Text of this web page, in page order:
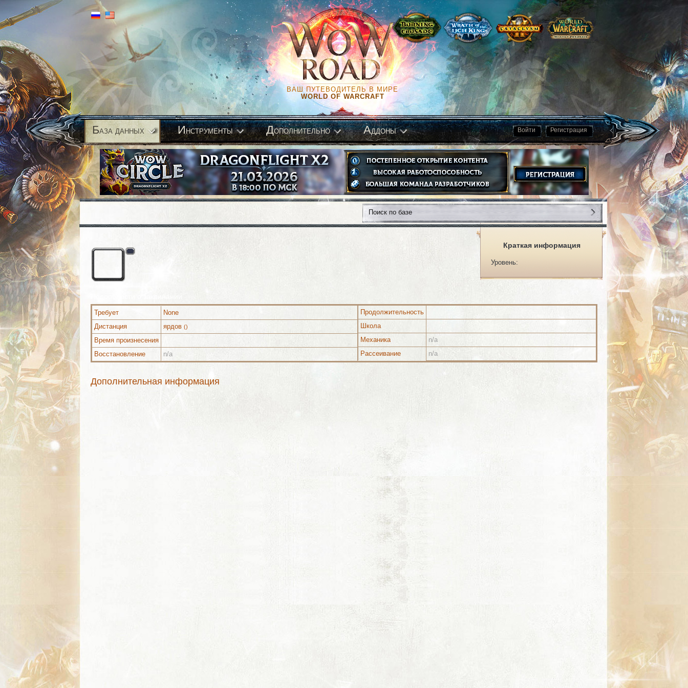
ВАШ ПУТЕВОДИТЕЛЬ В МИРЕ
WORLD OF WARCRAFT
Войти Регистрация
База данных Инструменты Дополнительно Аддоны
Краткая информация
Уровень:
Продолжительность
Школа
Механика
n/a
Рассеивание
n/a
Требует
None
Дистанция
ярдов ()
Время произнесения
Восстановление
n/a
Дополнительная информация